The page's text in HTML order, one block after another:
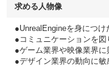
求める人物像
●UnrealEngineを身につ
●コミュニケーションを
●ゲーム業界や映像業界
●デザイン業界の動向に敏